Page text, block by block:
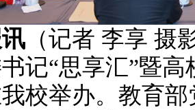
（记者 李享 摄
记“思享汇”暨
校举办。教育